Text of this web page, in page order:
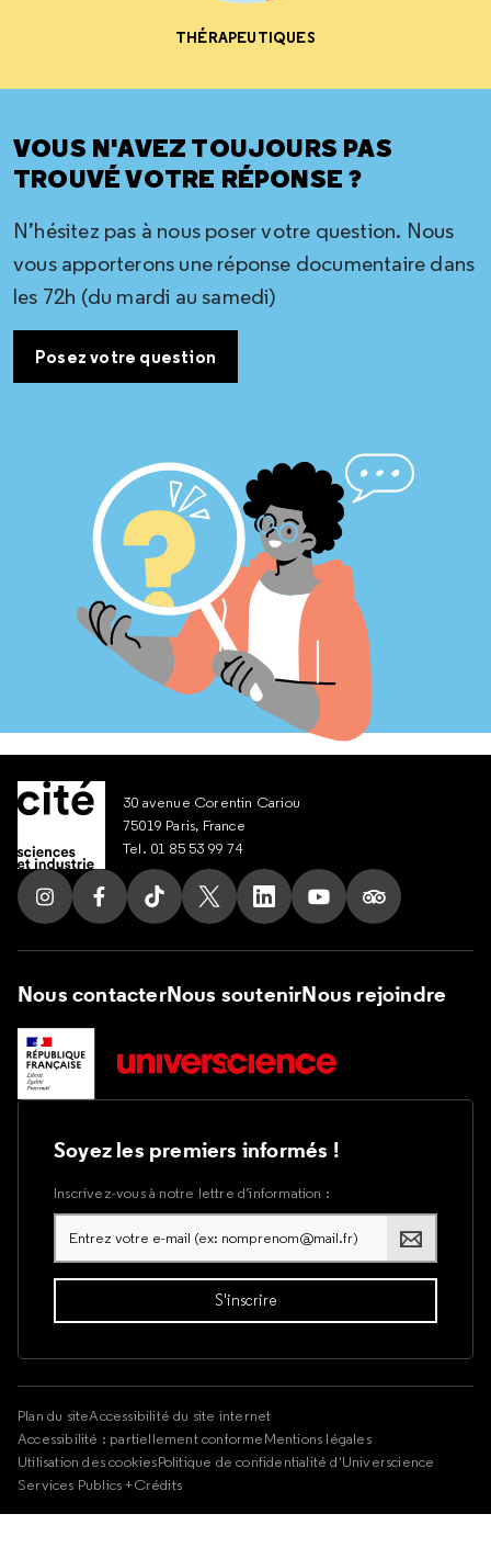
THÉRAPEUTIQUES
VOUS N'AVEZ TOUJOURS PAS
TROUVÉ VOTRE RÉPONSE ?
N’hésitez pas à nous poser votre question. Nous
vous apporterons une réponse documentaire dans
les 72h (du mardi au samedi)
Posez votre question
30 avenue Corentin Cariou
75019 Paris, France
Tel. 01 85 53 99 74
Suivez nous sur Instagram
Suivez nous sur Facebook
Suivez nous sur Tik Tok
Suivez nous sur X
Suivez nous sur LinkedIn
Suivez nous sur
Suivez nous
Nous contacterNous soutenirNous rejoindre
Soyez les premiers informés !
Inscrivez-vous à notre lettre d’information :
Plan du siteAccessibilité du site internet
Accessibilité : partiellement conformeMentions légales
Utilisation des cookiesPolitique de confidentialité d'Universcience
Services Publics +Crédits